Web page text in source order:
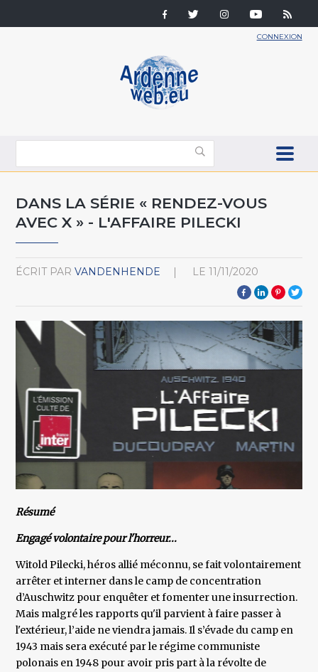
CONNEXION
DANS LA SÉRIE « RENDEZ-VOUS
AVEC X » - L'AFFAIRE PILECKI
ÉCRIT PAR VANDENHENDE LE 11/11/2020
Résumé
Engagé volontaire pour l'horreur...
Witold Pilecki, héros allié méconnu, se fait volontairement
arrêter et interner dans le camp de concentration
d’Auschwitz pour enquêter et fomenter une insurrection.
Mais malgré les rapports qu'il parvient à faire passer à
l'extérieur, l’aide ne viendra jamais. Il s’évade du camp en
1943 mais sera exécuté par le régime communiste
polonais en 1948 pour avoir pris part à la révolte de